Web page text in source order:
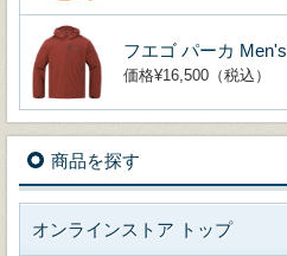
フエゴ パーカ Men's
価格¥16,500（税込）
商品を探す
オンラインストア トップ